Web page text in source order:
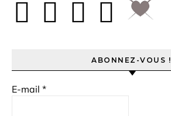
ABONNEZ-VOUS !
E-mail *